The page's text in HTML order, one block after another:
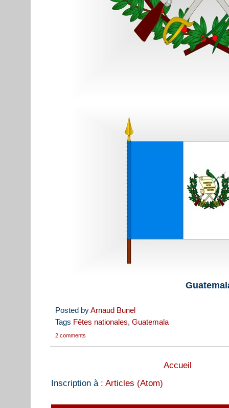
Posted byArnaud Bunel
Tags Fêtes nationales, Guatemala
2 comments
Accueil
Inscription à : Articles (Atom)